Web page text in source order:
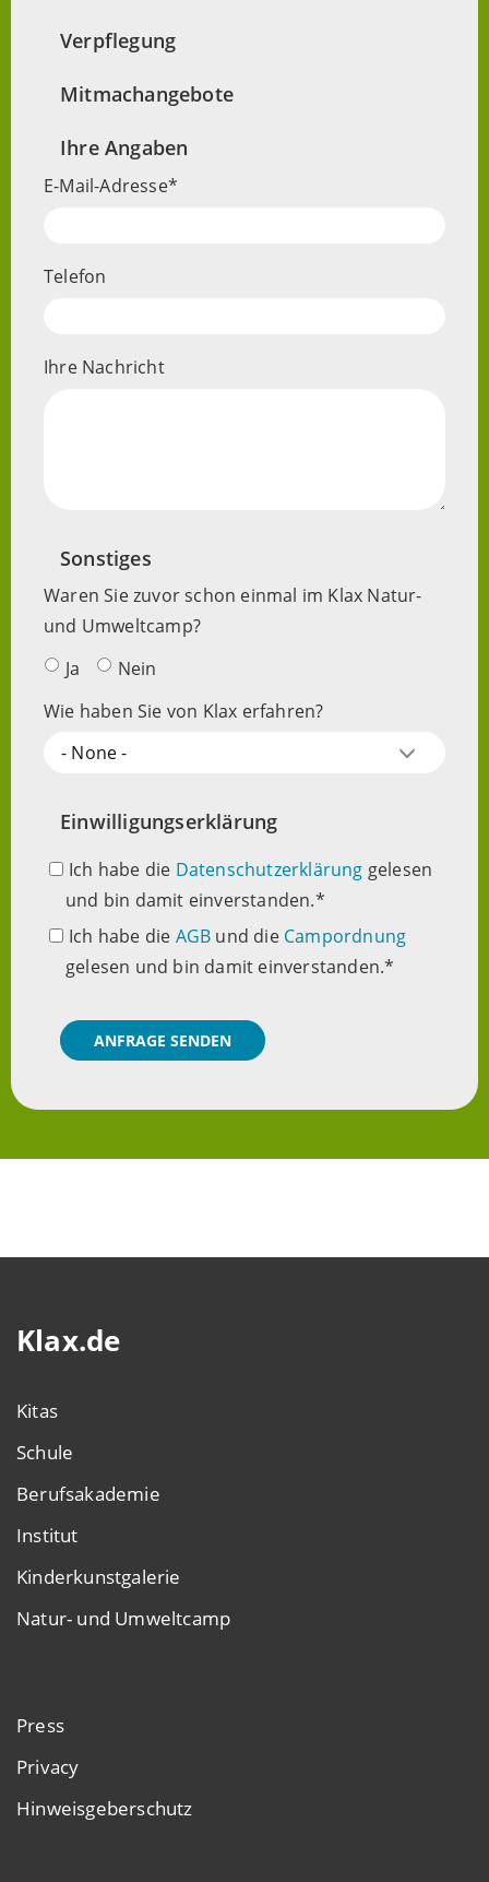
Verpflegung
Mitmachangebote
Ihre Angaben
E-Mail-Adresse
Telefon
Ihre Nachricht
Sonstiges
Waren Sie zuvor schon einmal im Klax Natur-
und Umweltcamp?
Ja
Nein
Wie haben Sie von Klax erfahren?
- None -
Einwilligungserklärung
Ich habe die Datenschutzerklärung gelesen
und bin damit einverstanden.
Ich habe die AGB und die Campordnung
gelesen und bin damit einverstanden.
ANFRAGE SENDEN
Klax.de
Kitas
Schule
Berufsakademie
Institut
Kinderkunstgalerie
Natur- und Umweltcamp
Press
Privacy
Hinweisgeberschutz